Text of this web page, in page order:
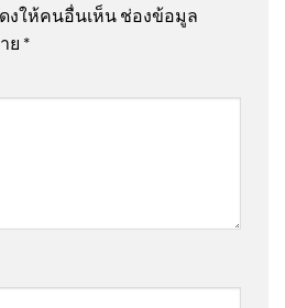
งให้คนอื่นเห็น ช่องข้อมูล
ย *